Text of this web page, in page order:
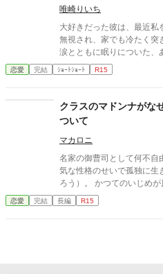
唯崎りいち
大好きだった彼は、最近私
無視され、家でも冷たく突
涙とともに眠りについた、
関係は、予想もしない結末
恋愛 完結 ｼｮｰﾄｼｮｰﾄ R15
クラスのマドンナがな
ついて
マカロニ
名家の御曹司として何不自
気な性格のせいで孤独に生
ろう）。 かつてのいじめ
っていた。 しかし、久しぶりに登校したその日――彼は運命の出
会いを果たす。 現れたのは、まるで絵から飛び出してきたかのよ
恋愛 完結 長編 R15